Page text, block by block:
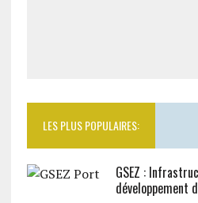
LES PLUS POPULAIRES:
GSEZ :
développement